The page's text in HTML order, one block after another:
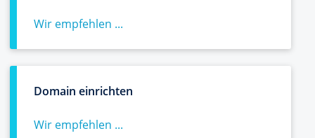
Wir empfehlen ...
Domain einrichten
Wir empfehlen ...